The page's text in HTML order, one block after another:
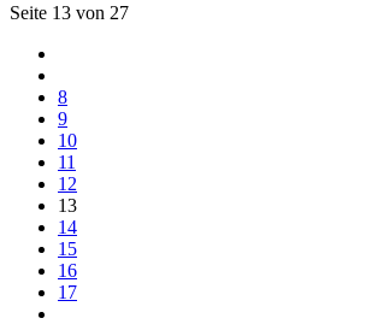
Seite 13 von 27
8
9
10
11
12
13
14
15
16
17